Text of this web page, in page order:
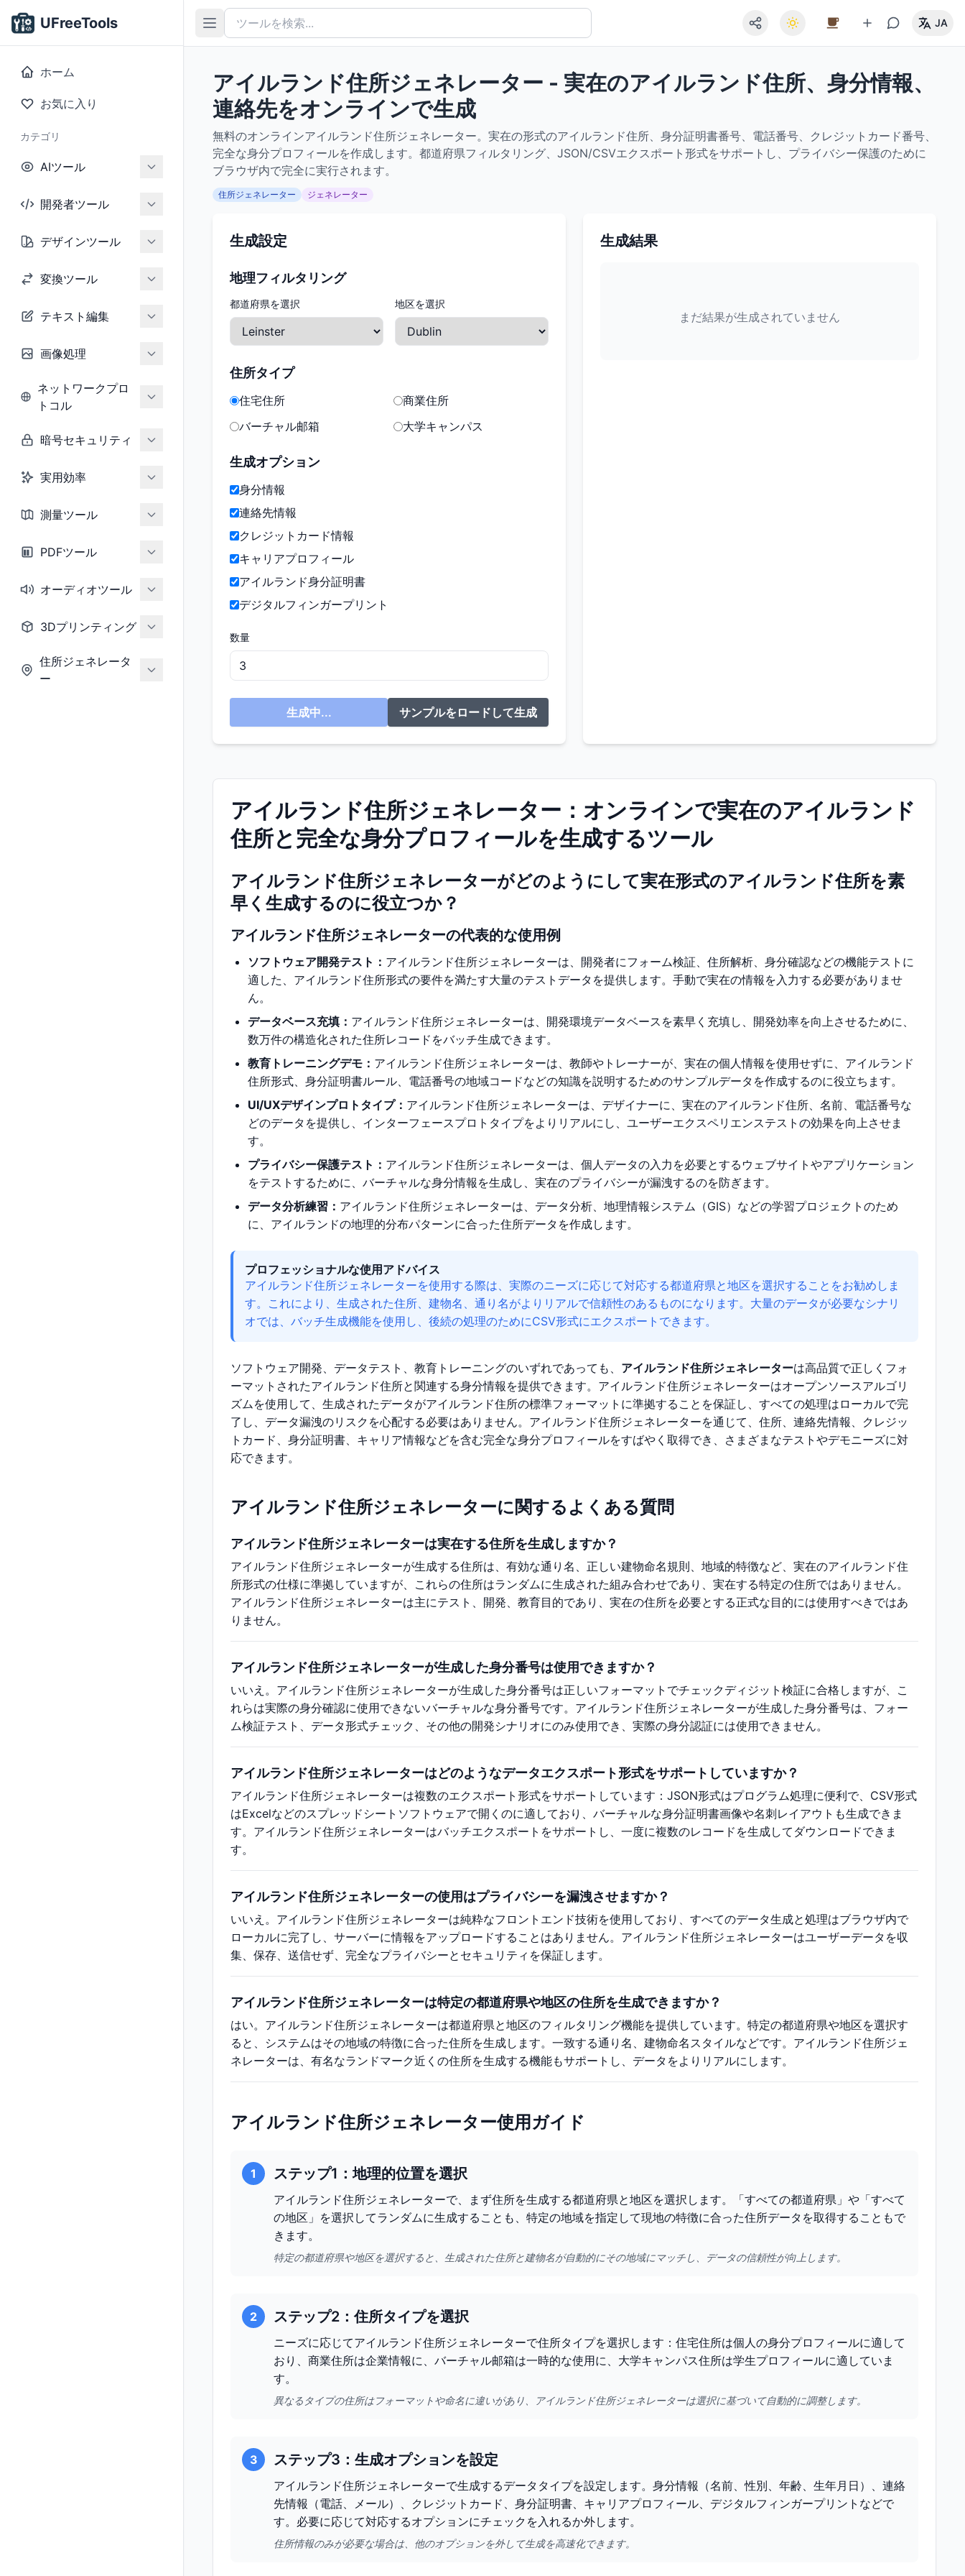
UFreeTools
ホーム
お気に入り
カテゴリ
AIツール
開発者ツール
デザインツール
変換ツール
テキスト編集
画像処理
ネットワークプロ
トコル
暗号セキュリティ
実用効率
測量ツール
PDFツール
オーディオツール
3Dプリンティング
住所ジェネレータ
ー
JA
アイルランド住所ジェネレーター - 実在のアイルランド住所、身分情報、
連絡先をオンラインで生成
無料のオンラインアイルランド住所ジェネレーター。実在の形式のアイルランド住所、身分証明書番号、電話番号、クレジットカード番号、
完全な身分プロフィールを作成します。都道府県フィルタリング、JSON/CSVエクスポート形式をサポートし、プライバシー保護のために
ブラウザ内で完全に実行されます。
住所ジェネレーター ジェネレーター
生成設定
地理フィルタリング
都道府県を選択 地区を選択
住所タイプ
住宅住所
商業住所
バーチャル邮箱
大学キャンパス
生成オプション
身分情報
連絡先情報
クレジットカード情報
キャリアプロフィール
アイルランド身分証明書
デジタルフィンガープリント
数量
生成中... サンプルをロードして生成
生成結果
まだ結果が生成されていません
アイルランド住所ジェネレーター：オンラインで実在のアイルランド
住所と完全な身分プロフィールを生成するツール
アイルランド住所ジェネレーターがどのようにして実在形式のアイルランド住所を素
早く生成するのに役立つか？
アイルランド住所ジェネレーターの代表的な使用例
ソフトウェア開発テスト： アイルランド住所ジェネレーターは、開発者にフォーム検証、住所解析、身分確認などの機能テストに
適した、アイルランド住所形式の要件を満たす大量のテストデータを提供します。手動で実在の情報を入力する必要がありませ
ん。
データベース充填： アイルランド住所ジェネレーターは、開発環境データベースを素早く充填し、開発効率を向上させるために、
数万件の構造化された住所レコードをバッチ生成できます。
教育トレーニングデモ： アイルランド住所ジェネレーターは、教師やトレーナーが、実在の個人情報を使用せずに、アイルランド
住所形式、身分証明書ルール、電話番号の地域コードなどの知識を説明するためのサンプルデータを作成するのに役立ちます。
UI/UXデザインプロトタイプ： アイルランド住所ジェネレーターは、デザイナーに、実在のアイルランド住所、名前、電話番号な
どのデータを提供し、インターフェースプロトタイプをよりリアルにし、ユーザーエクスペリエンステストの効果を向上させま
す。
プライバシー保護テスト： アイルランド住所ジェネレーターは、個人データの入力を必要とするウェブサイトやアプリケーション
をテストするために、バーチャルな身分情報を生成し、実在のプライバシーが漏洩するのを防ぎます。
データ分析練習： アイルランド住所ジェネレーターは、データ分析、地理情報システム（GIS）などの学習プロジェクトのため
に、アイルランドの地理的分布パターンに合った住所データを作成します。
プロフェッショナルな使用アドバイス
アイルランド住所ジェネレーターを使用する際は、実際のニーズに応じて対応する都道府県と地区を選択することをお勧めしま
す。これにより、生成された住所、建物名、通り名がよりリアルで信頼性のあるものになります。大量のデータが必要なシナリ
オでは、バッチ生成機能を使用し、後続の処理のためにCSV形式にエクスポートできます。
ソフトウェア開発、データテスト、教育トレーニングのいずれであっても、 アイルランド住所ジェネレーターは高品質で正しくフォ
ーマットされたアイルランド住所と関連する身分情報を提供できます。アイルランド住所ジェネレーターはオープンソースアルゴリ
ズムを使用して、生成されたデータがアイルランド住所の標準フォーマットに準拠することを保証し、すべての処理はローカルで完
了し、データ漏洩のリスクを心配する必要はありません。アイルランド住所ジェネレーターを通じて、住所、連絡先情報、クレジッ
トカード、身分証明書、キャリア情報などを含む完全な身分プロフィールをすばやく取得でき、さまざまなテストやデモニーズに対
応できます。
アイルランド住所ジェネレーターに関するよくある質問
アイルランド住所ジェネレーターは実在する住所を生成しますか？
アイルランド住所ジェネレーターが生成する住所は、有効な通り名、正しい建物命名規則、地域的特徴など、実在のアイルランド住
所形式の仕様に準拠していますが、これらの住所はランダムに生成された組み合わせであり、実在する特定の住所ではありません。
アイルランド住所ジェネレーターは主にテスト、開発、教育目的であり、実在の住所を必要とする正式な目的には使用すべきではあ
りません。
アイルランド住所ジェネレーターが生成した身分番号は使用できますか？
いいえ。アイルランド住所ジェネレーターが生成した身分番号は正しいフォーマットでチェックディジット検証に合格しますが、こ
れらは実際の身分確認に使用できないバーチャルな身分番号です。アイルランド住所ジェネレーターが生成した身分番号は、フォー
ム検証テスト、データ形式チェック、その他の開発シナリオにのみ使用でき、実際の身分認証には使用できません。
アイルランド住所ジェネレーターはどのようなデータエクスポート形式をサポートしていますか？
アイルランド住所ジェネレーターは複数のエクスポート形式をサポートしています：JSON形式はプログラム処理に便利で、CSV形式
はExcelなどのスプレッドシートソフトウェアで開くのに適しており、バーチャルな身分証明書画像や名刺レイアウトも生成できま
す。アイルランド住所ジェネレーターはバッチエクスポートをサポートし、一度に複数のレコードを生成してダウンロードできま
す。
アイルランド住所ジェネレーターの使用はプライバシーを漏洩させますか？
いいえ。アイルランド住所ジェネレーターは純粋なフロントエンド技術を使用しており、すべてのデータ生成と処理はブラウザ内で
ローカルに完了し、サーバーに情報をアップロードすることはありません。アイルランド住所ジェネレーターはユーザーデータを収
集、保存、送信せず、完全なプライバシーとセキュリティを保証します。
アイルランド住所ジェネレーターは特定の都道府県や地区の住所を生成できますか？
はい。アイルランド住所ジェネレーターは都道府県と地区のフィルタリング機能を提供しています。特定の都道府県や地区を選択す
ると、システムはその地域の特徴に合った住所を生成します。一致する通り名、建物命名スタイルなどです。アイルランド住所ジェ
ネレーターは、有名なランドマーク近くの住所を生成する機能もサポートし、データをよりリアルにします。
アイルランド住所ジェネレーター使用ガイド
1 ステップ1：地理的位置を選択
アイルランド住所ジェネレーターで、まず住所を生成する都道府県と地区を選択します。「すべての都道府県」や「すべて
の地区」を選択してランダムに生成することも、特定の地域を指定して現地の特徴に合った住所データを取得することもで
きます。
特定の都道府県や地区を選択すると、生成された住所と建物名が自動的にその地域にマッチし、データの信頼性が向上します。
2 ステップ2：住所タイプを選択
ニーズに応じてアイルランド住所ジェネレーターで住所タイプを選択します：住宅住所は個人の身分プロフィールに適して
おり、商業住所は企業情報に、バーチャル邮箱は一時的な使用に、大学キャンパス住所は学生プロフィールに適していま
す。
異なるタイプの住所はフォーマットや命名に違いがあり、アイルランド住所ジェネレーターは選択に基づいて自動的に調整します。
3 ステップ3：生成オプションを設定
アイルランド住所ジェネレーターで生成するデータタイプを設定します。身分情報（名前、性別、年齢、生年月日）、連絡
先情報（電話、メール）、クレジットカード、身分証明書、キャリアプロフィール、デジタルフィンガープリントなどで
す。必要に応じて対応するオプションにチェックを入れるか外します。
住所情報のみが必要な場合は、他のオプションを外して生成を高速化できます。